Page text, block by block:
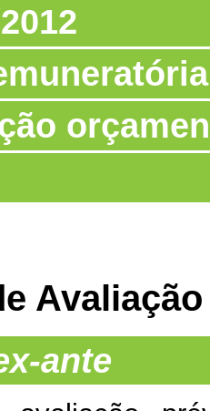
Avaliação
ante